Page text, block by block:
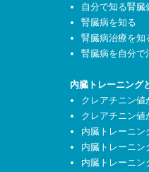
自分で知る腎臓
腎臓病を知る
腎臓病治療を知
腎臓病を自分で
内臓トレーニング
クレアチニン値
クレアチニン値
内臓トレーニン
内臓トレーニン
内臓トレーニン